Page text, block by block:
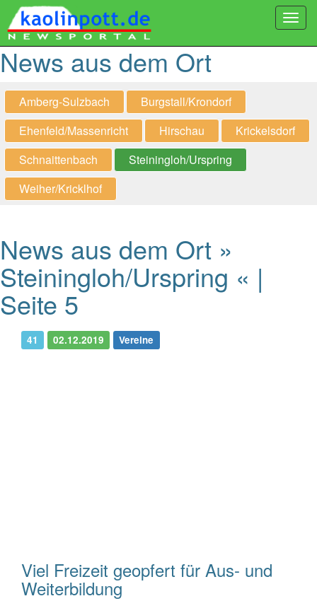
News aus dem Ort
Amberg-Sulzbach
Burgstall/Krondorf
Ehenfeld/Massenricht
Hirschau
Krickelsdorf
Schnaittenbach
Steiningloh/Urspring
Weiher/Kricklhof
News aus dem Ort »
Steiningloh/Urspring « |
Seite 5
41 02.12.2019 Vereine
Viel Freizeit geopfert für Aus- und
Weiterbildung